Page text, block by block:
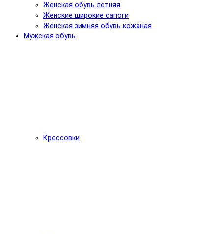
Женская обувь летняя
Женские широкие сапоги
Женская зимняя обувь кожаная
Мужская обувь
Кроссовки